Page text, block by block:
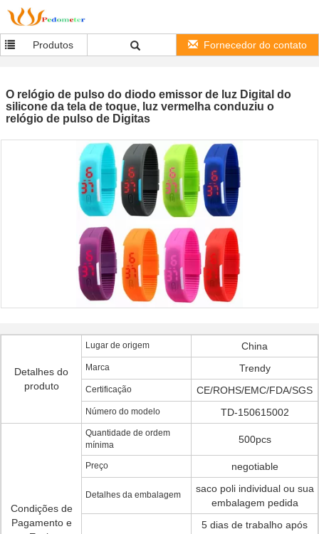
Produtos Fornecedor do contato
O relógio de pulso do diodo emissor de luz Digital do
silicone da tela de toque, luz vermelha conduziu o
relógio de pulso de Digitas
Detalhes do
produto
Lugar de origem China
Marca Trendy
Certificação CE/ROHS/EMC/FDA/SGS
Número do modelo TD-150615002
Condições de
Pagamento e
Quantidade de ordem
mínima
500pcs
Preço negotiable
Detalhes da embalagem
saco poli individual ou sua
embalagem pedida
5 dias de trabalho após